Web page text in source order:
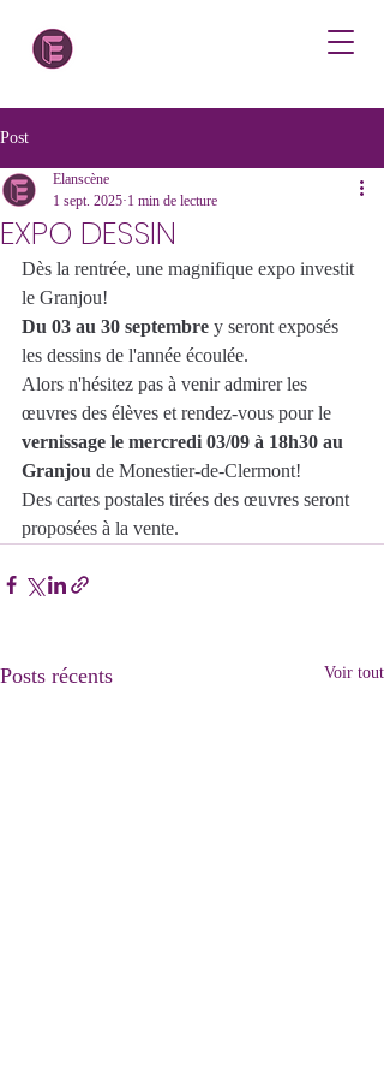
Post
EXPO DESSIN
Elanscène
1 sept. 2025 1 min de lecture
Dès la rentrée, une magnifique expo investit
le Granjou!
Du 03 au 30 septembre y seront exposés
les dessins de l'année écoulée.
Alors n'hésitez pas à venir admirer les
œuvres des élèves et rendez-vous pour le
vernissage le mercredi 03/09 à 18h30 au
Granjou de Monestier-de-Clermont!
Des cartes postales tirées des œuvres seront
proposées à la vente.
Posts récents Voir tout